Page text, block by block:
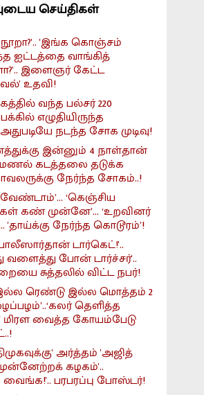
செய்திகள்
'இங்க கொஞ்சம்
ஐட்டத்தை வாங்கித்
இளைஞர் கேட்ட
உதவி!
வந்த பல்சர் 220
எழுதியிருந்த
நடந்த சோக முடிவு!
இன்னும் 4 நாள்தான்
மணல் கடத்தலை தடுக்க
நேர்ந்த சோகம்..!
‘கெஞ்சிய
கண் முன்னே’... ‘உறவினர்
'தாய்க்கு நேர்ந்த கொடூரம்’!
டார்கெட்!'..
வளைத்து போன் டார்ச்சர்'..
சுத்தலில் விட்ட நபர்!
ரெண்டு இல்ல மொத்தம் 2
தெளித்த
மிரள வைத்த கோயம்பேடு
அர்த்தம் 'அஜித்
முன்னேற்றக் கழகம்'..
பரபரப்பு போஸ்டர்!